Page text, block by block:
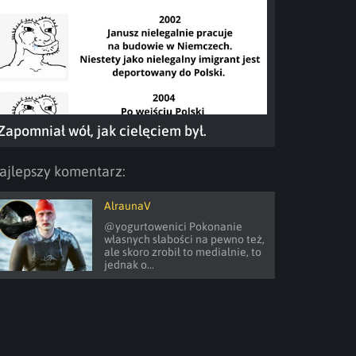
wół, jak cielęciem był.
komentarz:
AlraunaV
@yogurtowenici Pokonanie
własnych słabości na pewno też,
ale skoro zrobił to medialnie, to
jednak o...